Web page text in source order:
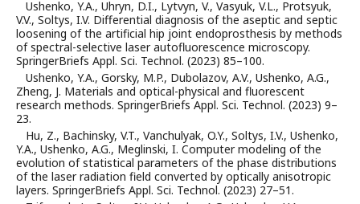
Ushenko, Y.A., Uhryn, D.I., Lytvyn, V., Vasyuk, V.L., Protsyuk,
V.V., Soltys, I.V. Differential diagnosis of the aseptic and septic
loosening of the artificial hip joint endoprosthesis by methods
of spectral-selective laser autofluorescence microscopy.
SpringerBriefs Appl. Sci. Technol. (2023) 85–100.
Ushenko, Y.A., Gorsky, M.P., Dubolazov, A.V., Ushenko, A.G.,
Zheng, J. Materials and optical-physical and fluorescent
research methods. SpringerBriefs Appl. Sci. Technol. (2023) 9–
23.
Hu, Z., Bachinsky, V.T., Vanchulyak, O.Y., Soltys, I.V., Ushenko,
Y.A., Ushenko, A.G., Meglinski, I. Computer modeling of the
evolution of statistical parameters of the phase distributions
of the laser radiation field converted by optically anisotropic
layers. SpringerBriefs Appl. Sci. Technol. (2023) 27–51.